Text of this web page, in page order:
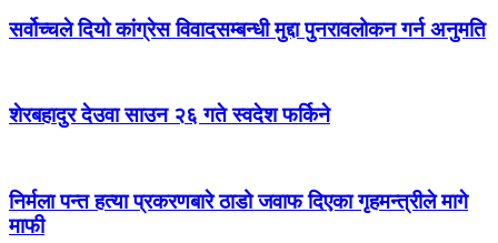
सर्वोच्चले दियो कांग्रेस विवादसम्बन्धी मुद्दा पुनरावलोकन गर्न अनुमति
शेरबहादुर देउवा साउन २६ गते स्वदेश फर्किने
निर्मला पन्त हत्या प्रकरणबारे ठाडो जवाफ दिएका गृहमन्त्रीले मागे
माफी